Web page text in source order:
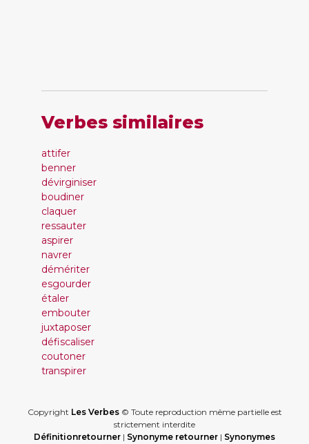
Verbes similaires
attifer
benner
dévirginiser
boudiner
claquer
ressauter
aspirer
navrer
démériter
esgourder
étaler
embouter
juxtaposer
défiscaliser
coutoner
transpirer
Copyright Les Verbes© Toute reproduction même partielle est
strictement interdite
Définitionretourner | Synonyme retourner | Synonymes